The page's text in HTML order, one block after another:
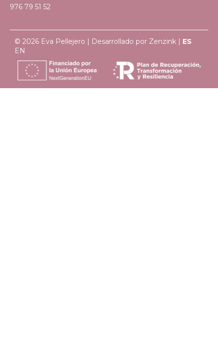
976 79 51 52
© 2026 Eva Pellejero | Desarrollado por Zenzink | ES
EN